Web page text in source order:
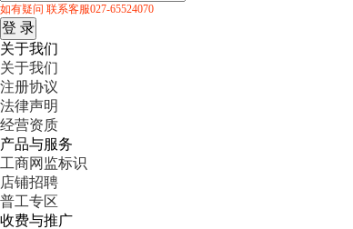
如有疑问 联系客服027-65524070
关于我们
关于我们
注册协议
法律声明
经营资质
产品与服务
工商网监标识
店铺招聘
普工专区
收费与推广